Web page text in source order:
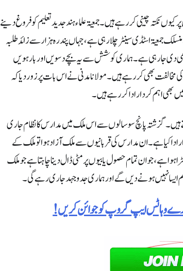
نکتہ چینی کر رہے ہیں۔ جمعیۃ علماء ہند جدید تعلیم کو فروغ دینے
جمعیۃ اسٹڈی سینٹر چلا رہی ہے، جہاں پندرہ ہزار سے زائد طلبہ
دی جا رہی ہے۔ ہماری کوشش سے یہ بچے دسویں اور بارہویں
بھی کر رہے ہیں۔ مولانا مدنی نے اس بات پر زور دیا کہ
بھی اہم کردار ادا کر رہے ہیں۔
ہیں۔ گزشتہ پانچ سو سالوں سے اس ملک میں مدارس کا نظام جاری
کیا ہے۔ ان مدارس کی قربانیوں سے ملک آزاد ہو ا تو ملک کے
ہے، جو ان تمام حصول یابیوں پر مٹی ڈال دینا چاہتا ہے جو ملک
ایسا نہیں ہونے دیں گے اور ہماری جدوجہد جاری رہے گی۔
وہاٹس ایپ گروپ کو جوائن کریں!